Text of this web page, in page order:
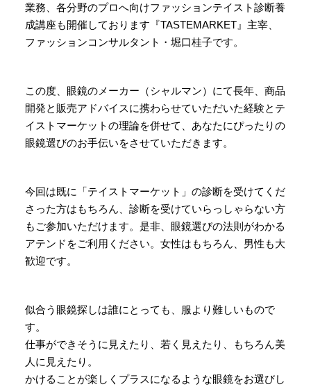
業務、各分野のプロへ向けファッションテイスト診断養
成講座も開催しております『TASTEMARKET』主宰、
ファッションコンサルタント・堀口桂子です。
この度、眼鏡のメーカー（シャルマン）にて長年、商品
開発と販売アドバイスに携わらせていただいた経験とテ
イストマーケットの理論を併せて、あなたにぴったりの
眼鏡選びのお手伝いをさせていただきます。
今回は既に「テイストマーケット」の診断を受けてくだ
さった方はもちろん、診断を受けていらっしゃらない方
もご参加いただけます。是非、眼鏡選びの法則がわかる
アテンドをご利用ください。女性はもちろん、男性も大
歓迎です。
似合う眼鏡探しは誰にとっても、服より難しいもので
す。
仕事ができそうに見えたり、若く見えたり、もちろん美
人に見えたり。
かけることが楽しくプラスになるような眼鏡をお選びし